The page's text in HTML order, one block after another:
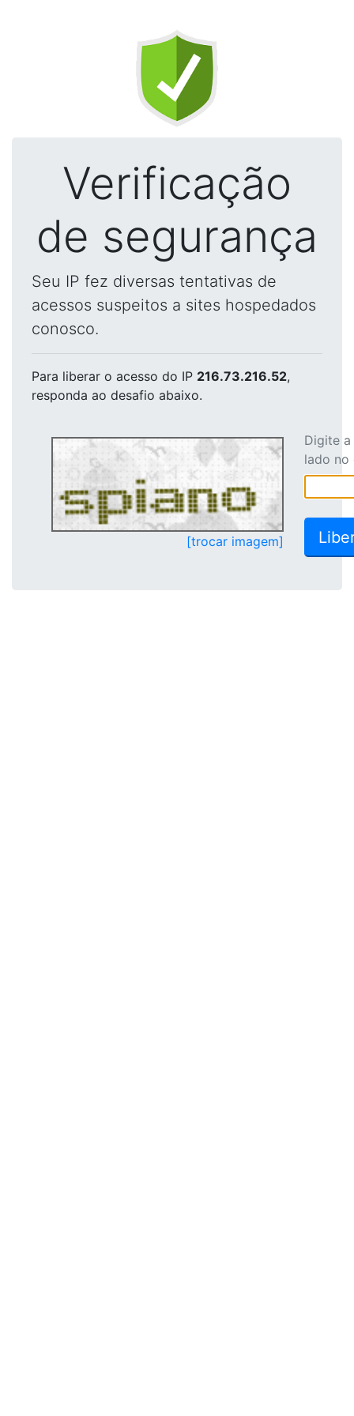
Verificação
de segurança
Seu IP fez diversas tentativas de
acessos suspeitos a sites hospedados
conosco.
Para liberar o acesso do IP 216.73.216.52,
responda ao desafio abaixo.
[trocar imagem]
Digite
lado no